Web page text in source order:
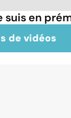
en
de vidéos